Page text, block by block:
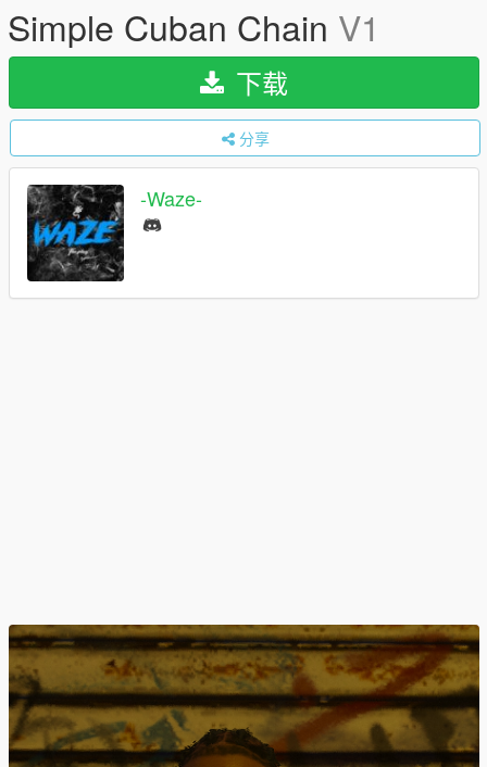
Simple Cuban Chain V1
下载
分享
-Waze-